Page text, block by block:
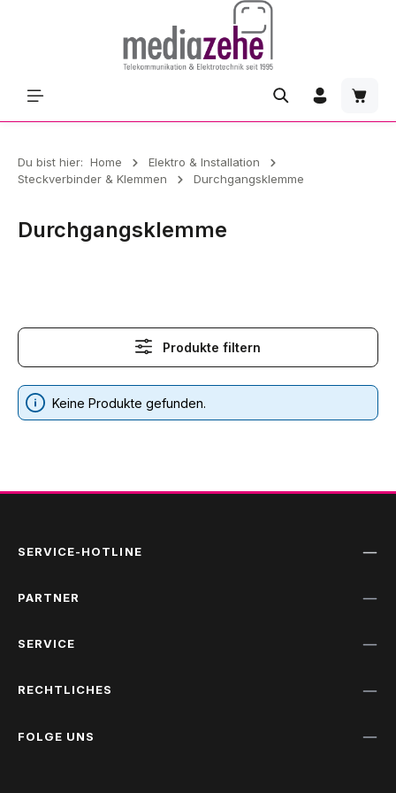
Du bist hier: Home
Elektro & Installation
Steckverbinder & Klemmen
Durchgangsklemme
Durchgangsklemme
Durchgangsklemme
Produkte filtern
Keine Produkte gefunden.
SERVICE-HOTLINE
PARTNER
SERVICE
RECHTLICHES
FOLGE UNS